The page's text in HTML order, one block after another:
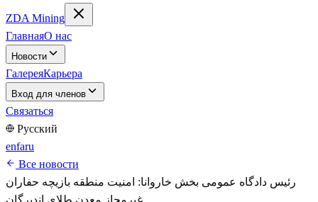
ZDA Mining
ГлавнаяО нас
Новости
ГалереяКарьера
Вход для членов
Связаться
Русский
enfaru
Все новости
رئیس دادگاه عمومی بخش خاروانا: امنیت منطقه بازیچه حفاران
غیرمجاز معدن طلای اندیرگان